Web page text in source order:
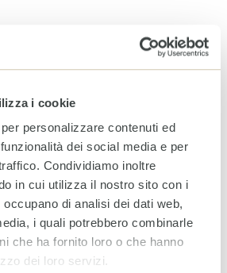
i cookie
personalizzare contenuti ed
dei social media e per
Condividiamo inoltre
in cui utilizza il nostro sito con i
di analisi dei dati web,
i quali potrebbero combinarle
che ha fornito loro o che hanno
dei loro servizi.
CHARITY DINNER
TUTORI DI RESILIENZA